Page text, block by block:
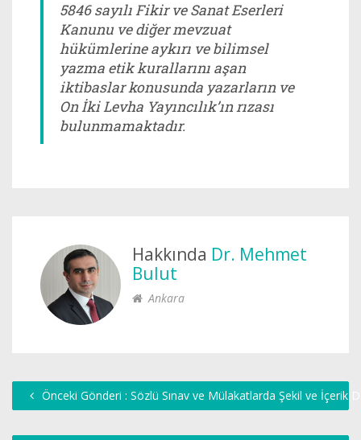
5846 sayılı Fikir ve Sanat Eserleri
Kanunu ve diğer mevzuat
hükümlerine aykırı ve bilimsel
yazma etik kurallarını aşan
iktibaslar konusunda yazarların ve
On İki Levha Yayıncılık’ın rızası
bulunmamaktadır.
Hakkında Dr. Mehmet
Bulut
Ankara
Önceki Gönderi : Sözlü Sınav ve Mülakatlarda Şekil ve İçerik